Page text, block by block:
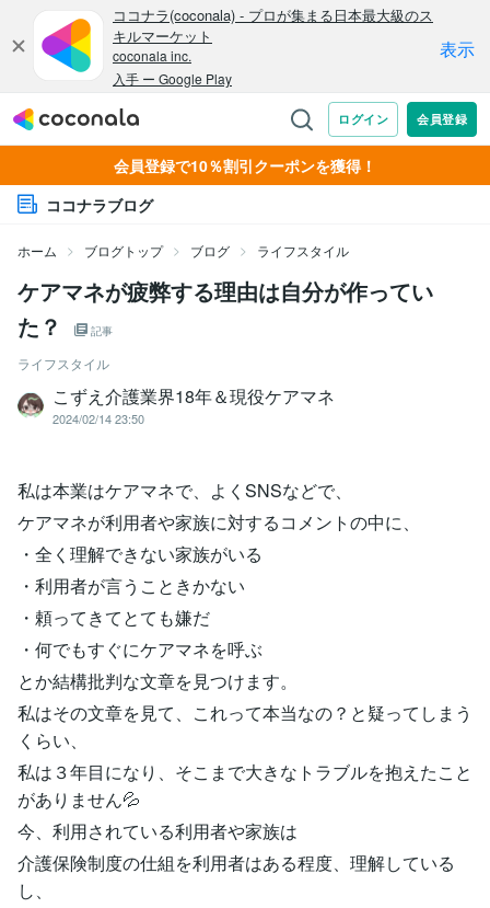
会員登録で10％割引クーポンを獲得！
ココナラブログ
ホーム ブログトップ ブログ ライフスタイル
ケアマネが疲弊する理由は自分が作ってい
た？
記事
ライフスタイル
こずえ介護業界18年＆現役ケアマネ
2024/02/14 23:50
私は本業はケアマネで、よくSNSなどで、
ケアマネが利用者や家族に対するコメントの中に、
・全く理解できない家族がいる
・利用者が言うこときかない
・頼ってきてとても嫌だ
・何でもすぐにケアマネを呼ぶ
とか結構批判な文章を見つけます。
私はその文章を見て、これって本当なの？と疑ってしまう
くらい、
私は３年目になり、そこまで大きなトラブルを抱えたこと
がありません💦
今、利用されている利用者や家族は
介護保険制度の仕組を利用者はある程度、理解している
し、